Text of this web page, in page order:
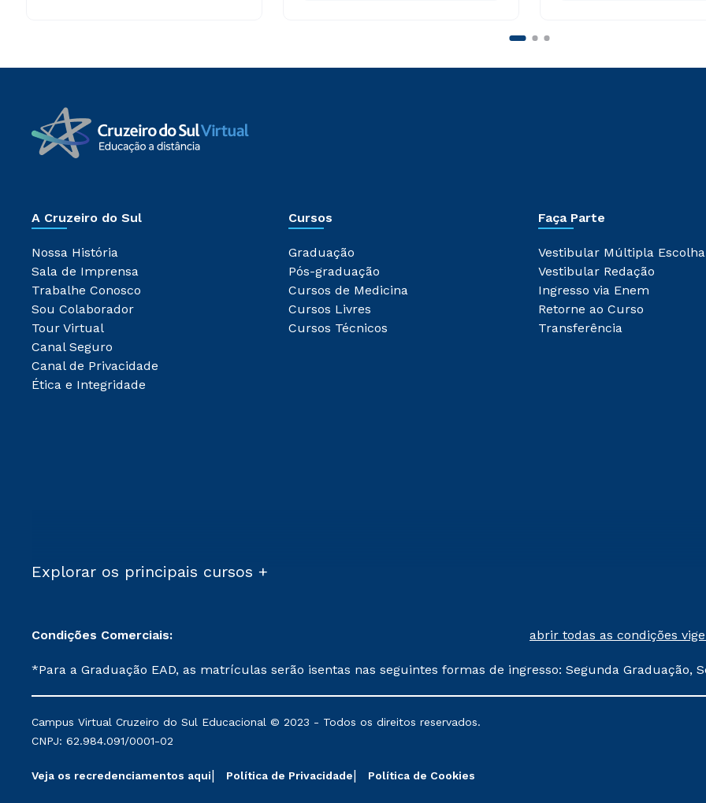
A Cruzeiro do Sul
Nossa História
Sala de Imprensa
Trabalhe Conosco
Sou Colaborador
Tour Virtual
Canal Seguro
Canal de Privacidade
Ética e Integridade
Cursos
Graduação
Pós-graduação
Cursos de Medicina
Cursos Livres
Cursos Técnicos
Faça Parte
Vestibular Múltipla Escolha
Vestibular Redação
Ingresso via Enem
Retorne ao Curso
Transferência
Explorar os principais cursos +
Condições Comerciais: abrir todas as condições
*Para a Graduação EAD, as matrículas serão isentas nas seguintes formas de ingresso: Segunda Graduação,
mantidos conforme negociação. Descontos institucionais poderão sofrer alterações nos períodos de
serviços.
Campus Virtual Cruzeiro do Sul Educacional © 2023 - Todos os direitos reservados.
CNPJ: 62.984.091/0001-02
Veja os recredenciamentos aqui Política de Privacidade Política de Cookies